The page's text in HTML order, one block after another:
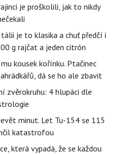
je proškolili, jak to nikdy
je to klasika a chuť předčí i
g rajčat a jeden citrón
kousek kořínku. Ptačinec
dá se ho ale zbavit
zvěrokruhu: 4 hlupáci dle
minut. Let Tu-154 se 115
katastrofou
která vypadá, že se každou